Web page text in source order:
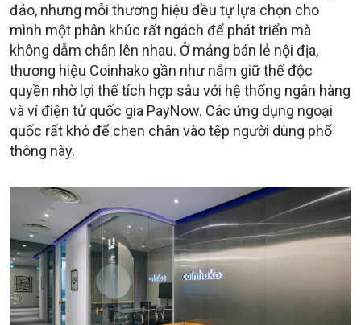
đảo, nhưng mỗi thương hiệu đều tự lựa chọn cho
mình một phân khúc rất ngách để phát triển mà
không dẫm chân lên nhau. Ở mảng bán lẻ nội địa,
thương hiệu Coinhako gần như nắm giữ thế độc
quyền nhờ lợi thế tích hợp sâu với hệ thống ngân hàng
và ví điện tử quốc gia PayNow. Các ứng dụng ngoại
quốc rất khó để chen chân vào tệp người dùng phổ
thông này.